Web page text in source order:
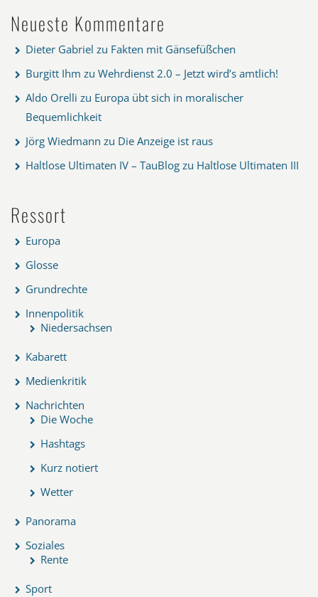
Neueste Kommentare
Dieter Gabriel zu Fakten mit Gänsefüßchen
Burgitt Ihm zu Wehrdienst 2.0 – Jetzt wird’s amtlich!
Aldo Orelli zu Europa übt sich in moralischer
Bequemlichkeit
Jörg Wiedmann zu Die Anzeige ist raus
Haltlose Ultimaten IV – TauBlog zu Haltlose Ultimaten III
Ressort
Europa
Glosse
Grundrechte
Innenpolitik
Niedersachsen
Kabarett
Medienkritik
Nachrichten
Die Woche
Hashtags
Kurz notiert
Wetter
Panorama
Soziales
Rente
Sport